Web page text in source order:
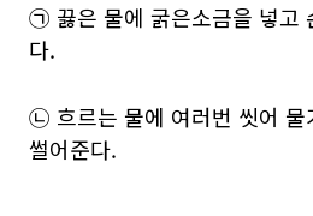
㉠ 끓은 물에 굵은소금을 넣고
다.
㉡ 흐르는 물에 여러번 씻어
썰어준다.